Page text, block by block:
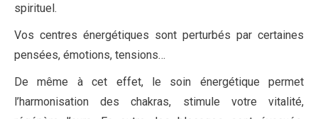
spirituel.
Vos centres énergétiques sont perturbés par certaines
pensées, émotions, tensions…
De même à cet effet, le soin énergétique permet
l’harmonisation des chakras, stimule votre vitalité,